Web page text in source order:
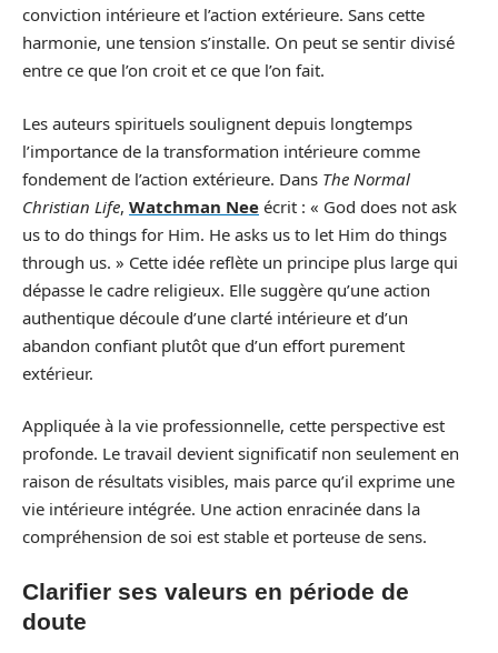
conviction intérieure et l’action extérieure. Sans cette
harmonie, une tension s’installe. On peut se sentir divisé
entre ce que l’on croit et ce que l’on fait.
Les auteurs spirituels soulignent depuis longtemps
l’importance de la transformation intérieure comme
fondement de l’action extérieure. Dans The Normal
Christian Life, Watchman Nee écrit : « God does not ask
us to do things for Him. He asks us to let Him do things
through us. » Cette idée reflète un principe plus large qui
dépasse le cadre religieux. Elle suggère qu’une action
authentique découle d’une clarté intérieure et d’un
abandon confiant plutôt que d’un effort purement
extérieur.
Appliquée à la vie professionnelle, cette perspective est
profonde. Le travail devient significatif non seulement en
raison de résultats visibles, mais parce qu’il exprime une
vie intérieure intégrée. Une action enracinée dans la
compréhension de soi est stable et porteuse de sens.
Clarifier ses valeurs en période de
doute